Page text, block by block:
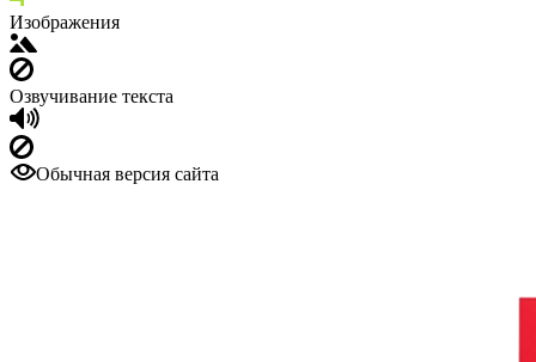
Изображения
Озвучивание текста
Обычная версия сайта